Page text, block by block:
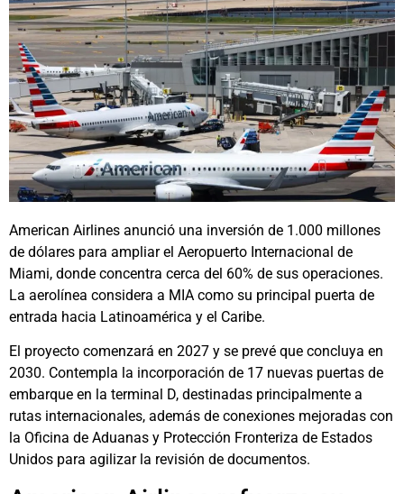
American Airlines anunció una inversión de 1.000 millones
de dólares para ampliar el Aeropuerto Internacional de
Miami, donde concentra cerca del 60% de sus operaciones.
La aerolínea considera a MIA como su principal puerta de
entrada hacia Latinoamérica y el Caribe.
El proyecto comenzará en 2027 y se prevé que concluya en
2030. Contempla la incorporación de 17 nuevas puertas de
embarque en la terminal D, destinadas principalmente a
rutas internacionales, además de conexiones mejoradas con
la Oficina de Aduanas y Protección Fronteriza de Estados
Unidos para agilizar la revisión de documentos.